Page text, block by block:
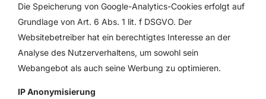
Die Speicherung von Google-Analytics-Cookies erfolgt auf
Grundlage von Art. 6 Abs. 1 lit. f DSGVO. Der
Websitebetreiber hat ein berechtigtes Interesse an der
Analyse des Nutzerverhaltens, um sowohl sein
Webangebot als auch seine Werbung zu optimieren.
IP Anonymisierung